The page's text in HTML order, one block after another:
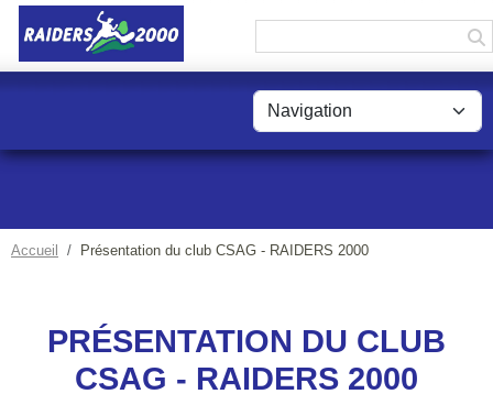
Accueil Présentation du club CSAG - RAIDERS 2000
PRÉSENTATION DU CLUB
CSAG - RAIDERS 2000
Panneau de gestion des cookies